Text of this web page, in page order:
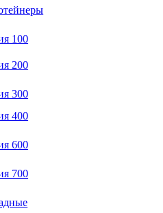
100
200
300
400
600
700